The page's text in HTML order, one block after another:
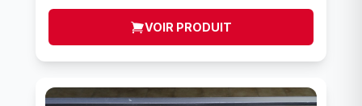
VOIR PRODUIT